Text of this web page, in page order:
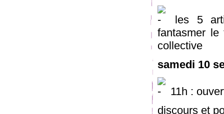
les 5
fantasmer le
collective
samedi 10
11h :
discours et